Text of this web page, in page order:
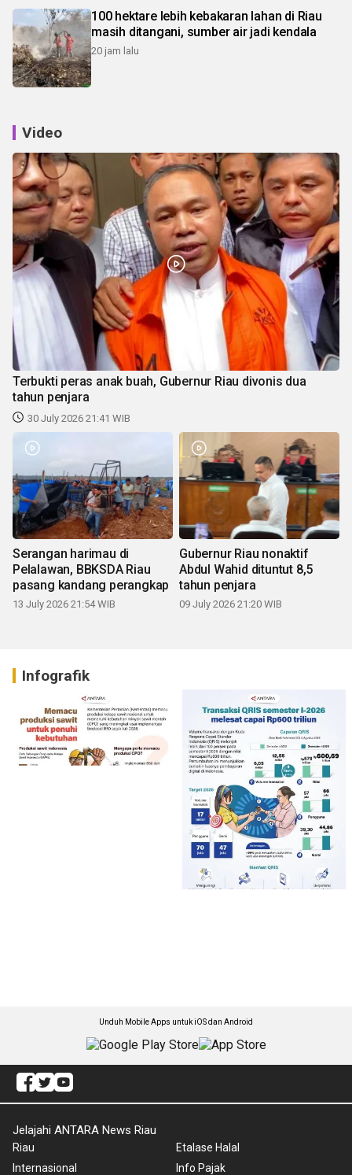
100 hektare lebih kebakaran lahan di Riau
masih ditangani, sumber air jadi kendala
20 jam lalu
Video
Terbukti peras anak buah, Gubernur Riau divonis dua
tahun penjara
30 July 2026 21:41 WIB
Serangan harimau di
Pelalawan, BBKSDA Riau
pasang kandang perangkap
13 July 2026 21:54 WIB
Gubernur Riau nonaktif
Abdul Wahid dituntut 8,5
tahun penjara
09 July 2026 21:20 WIB
Infografik
Unduh Mobile Apps untuk iOS dan Android
Jelajahi ANTARA News Riau
Riau
Internasional
Etalase Halal
Info Pajak